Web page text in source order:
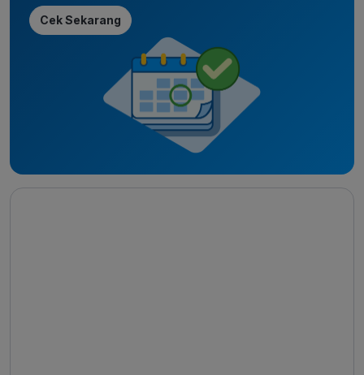
Cek Sekarang